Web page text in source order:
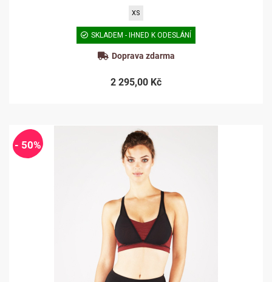
XS
SKLADEM - IHNED K ODESLÁNÍ
Doprava zdarma
2 295,00 Kč
- 50%